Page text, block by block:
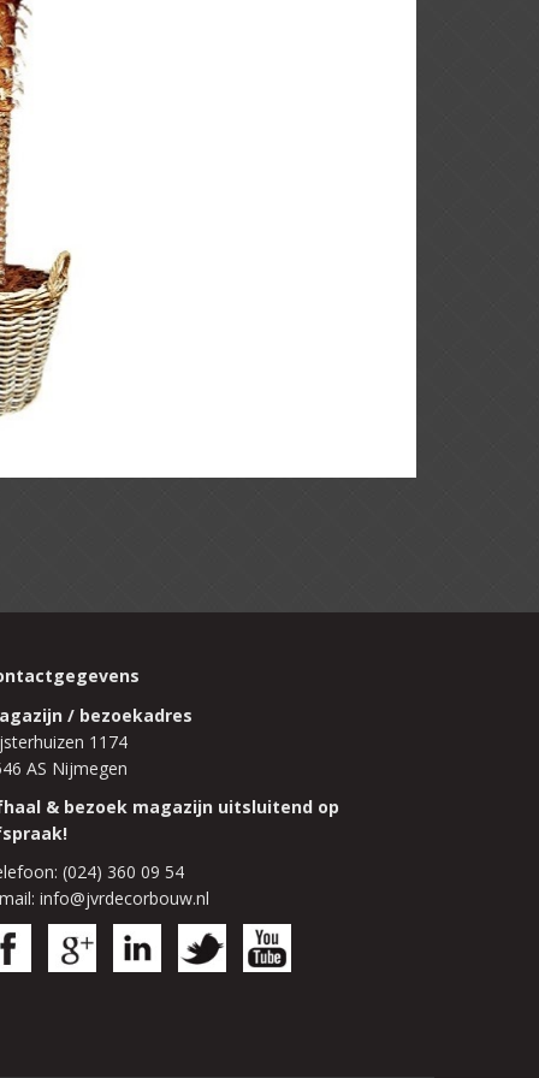
/ bezoekadres
1174
AS Nijmegen
& bezoek magazijn uitsluitend op
(024) 360 09 54
info@jvrdecorbouw.nl